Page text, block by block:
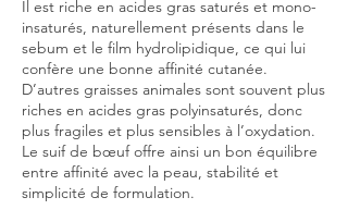
Il est riche en acides gras saturés et mono-
insaturés, naturellement présents dans le
sebum et le film hydrolipidique, ce qui lui
confère une bonne affinité cutanée.
D’autres graisses animales sont souvent plus
riches en acides gras polyinsaturés, donc
plus fragiles et plus sensibles à l’oxydation.
Le suif de bœuf offre ainsi un bon équilibre
entre affinité avec la peau, stabilité et
simplicité de formulation.